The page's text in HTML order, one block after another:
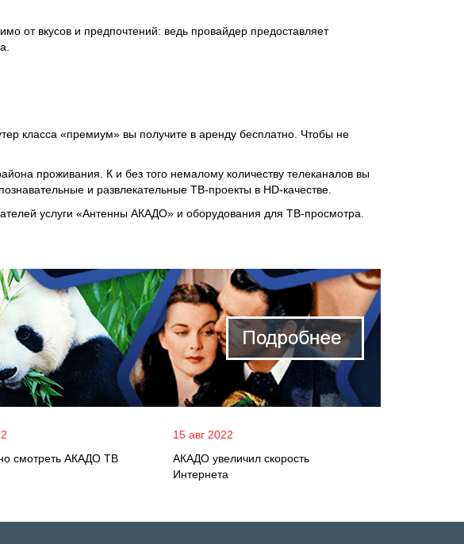
от вкусов и предпочтений: ведь провайдер предоставляет
класса «премиум» вы получите в аренду бесплатно. Чтобы не
проживания. К и без того немалому количеству телеканалов вы
и развлекательные ТВ-проекты в HD-качестве.
услуги «Антенны АКАДО» и оборудования для ТВ-просмотра.
смотреть АКАДО ТВ
15 авг 2022
АКАДО увеличил скорость
Интернета